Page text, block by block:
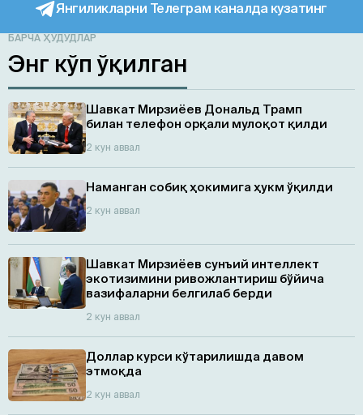
Янгиликларни Телеграм каналда кузатинг
БАРЧА ҲУДУДЛАР
Энг кўп ўқилган
Шавкат Мирзиёев Дональд Трамп
билан телефон орқали мулоқот қилди
2 кун аввал
Наманган собиқ ҳокимига ҳукм ўқилди
2 кун аввал
Шавкат Мирзиёев сунъий интеллект
экотизимини ривожлантириш бўйича
вазифаларни белгилаб берди
2 кун аввал
Доллар курси кўтарилишда давом
этмоқда
2 кун аввал